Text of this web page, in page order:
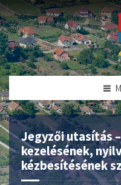
Jegyzői utasítás
kezelésének,
kézbesítésének